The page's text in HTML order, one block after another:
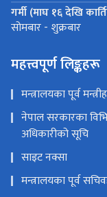
गर्मी (माघ १६ देखि
सोमबार - शुक्रबार
महत्त्वपूर्ण लिङ्कहरू
मन्त्रालयका पूर्व
नेपाल सरकारका
अधिकारीको सूचि
साइट नक्सा
मन्त्रालयका पूर्व